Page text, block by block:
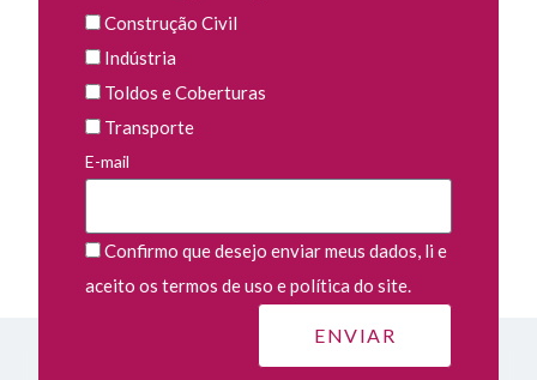
Construção Civil
Indústria
Toldos e Coberturas
Transporte
E-mail
Confirmo que desejo enviar meus dados, li e
aceito os termos de uso e política do site.